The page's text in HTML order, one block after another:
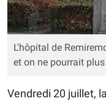
L'hôpital de
et on ne pourrait
Vendredi 20 juillet,